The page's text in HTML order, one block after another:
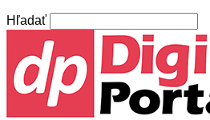
Hľadať